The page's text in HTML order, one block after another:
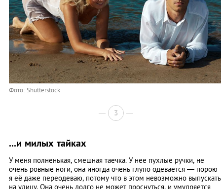
Фото: Shutterstock
3
...и милых тайках
У меня полненькая, смешная таечка. У нее пухлые ручки, не
очень ровные ноги, она иногда очень глупо одевается — порою
я её даже переодеваю, потому что в этом невозможно выпускать
на улицу. Она очень долго не может проснуться, и умудряется